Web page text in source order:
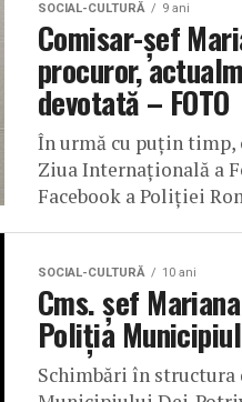
SOCIAL-CULTURĂ 9 ani
Comisar-șef
procuror,
devotată – FOTO
În urmă cu puțin timp,
Ziua Internațională a
Facebook a Poliției
SOCIAL-CULTURĂ 10 ani
Cms. șef
Poliția
Schimbări în structura